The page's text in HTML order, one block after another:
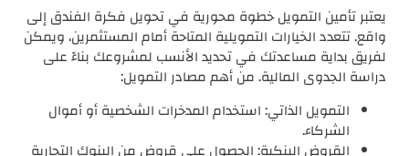
يعتبر تأمين التمويل خطوة محورية في تحويل فكرة الفندق إلى
واقع. تتعدد الخيارات التمويلية المتاحة أمام المستثمرين، ويمكن
لفريق بداية مساعدتك في تحديد الأنسب لمشروعك بناءً على
دراسة الجدوى المالية. من أهم مصادر التمويل:
التمويل الذاتي: استخدام المدخرات الشخصية أو أموال
الشركاء.
القروض البنكية: الحصول على قروض من البنوك التجارية